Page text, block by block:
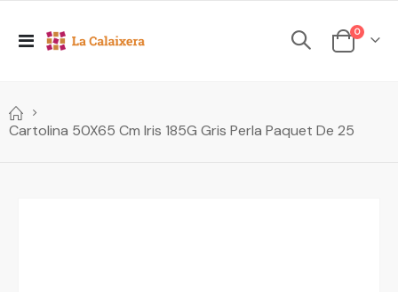
Toggle
Cesta
0elements
Cartolina 50X65 Cm Iris 185G Gris Perla Paquet De 25